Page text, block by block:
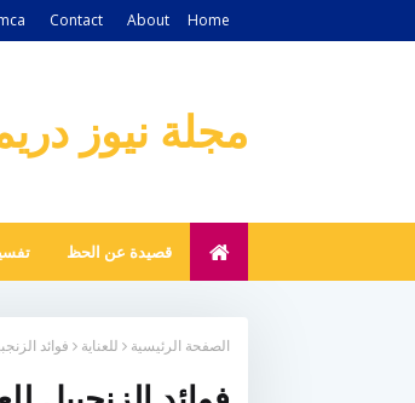
Home
About
Contact
مجلة نيوز
قصيدة عن الحظ
الصفحة الرئيسية للعناية فوائد